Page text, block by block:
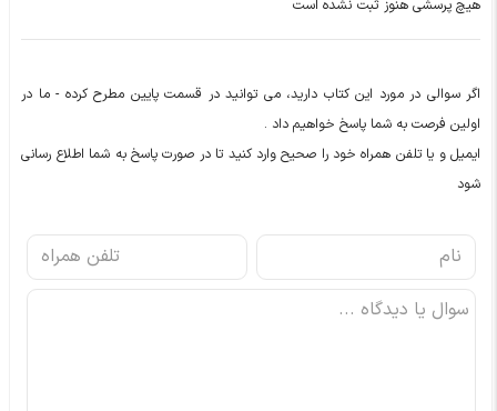
هیچ پرسشی هنوز ثبت نشده است
اگر سوالی در مورد این کتاب دارید، می توانید در قسمت پایین مطرح کرده - ما در
اولین فرصت به شما پاسخ خواهیم داد .
ایمیل و یا تلفن همراه خود را صحیح وارد کنید تا در صورت پاسخ به شما اطلاع رسانی
شود